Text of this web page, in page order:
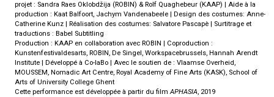
projet : Sandra Raes Oklobdžija (ROBIN) & Rolf Quaghebeur (KAAP) | Aide à la
production : Kaat Balfoort, Jachym Vandenabeele | Design des costumes: Anne-
Catherine Kunz | Réalisation des costumes: Salvatore Pascapè | Surtitrage et
traductions : Babel Subtitling
Production : KAAP en collaboration avec ROBIN | Coproduction :
Kunstenfestivaldesarts, ROBIN, De Singel, Workspacebrussels, Hannah Arendt
Institute | Développé à Co-laBo | Avec le soutien de : Vlaamse Overheid,
MOUSSEM, Nomadic Art Centre, Royal Academy of Fine Arts (KASK), School of
Arts of University College Ghent
Cette performance est développée à partir du filmAPHASIA, 2019